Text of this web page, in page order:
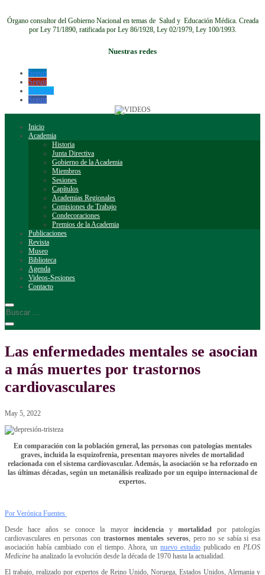
Órgano consultor del Gobierno Nacional en temas de Salud y Educación Médica. Creada
por Ley 71/1890, ratificada por Ley 86/1928, Ley 02/1979, Ley 100/1993.
Nuestras redes
Seguir
Seguir
Seguir
Seguir
Inicio
Academia
Historia
Junta Directiva
Gobierno de la Academia
Miembros
Sesiones
Capítulos
Academias Regionales
Comisiones de Trabajo
Condecoraciones
Premios de la Academia
Publicaciones
Revista
Museo
Biblioteca
Agenda
Videos-Sesiones
Contacto
Las enfermedades mentales se asocian
a más muertes por trastornos
cardiovasculares
May 5, 2022
En comparación con la población general, las personas con patologías mentales
graves, incluida la esquizofrenia, presentan mayores niveles de mortalidad
relacionada con el sistema cardiovascular. Además, la asociación se ha reforzado en
las últimas décadas, según un metanálisis realizado por un equipo internacional de
expertos.
Por Verónica Fuentes
Desde hace años se conoce la mayor incidenciay mortalidad por patologías
cardiovasculares en personas con trastornos mentales severos , pero no se sabía si esa
asociación había cambiado con el tiempo. Ahora, un nuevo estudio publicado en PLOS
Medicine ha analizado la evolución desde la década de 1970 hasta la actualidad.
El trabajo, realizado por expertos de Reino Unido, Noruega, Estados Unidos, Alemania y